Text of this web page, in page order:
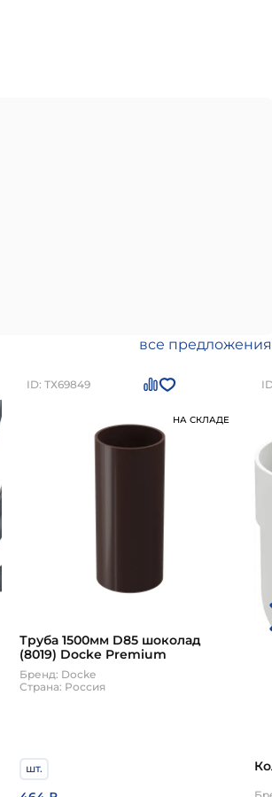
все предложения
ID: ТХ69849
НА СКЛАДЕ
Труба 1500мм D85 шоколад
(8019) Docke Premium
Бренд: Docke
Страна: Россия
шт.